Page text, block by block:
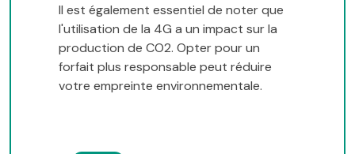
Il est également essentiel de noter que
l'utilisation de la 4G a un impact sur la
production de CO2. Opter pour un
forfait plus responsable peut réduire
votre empreinte environnementale.